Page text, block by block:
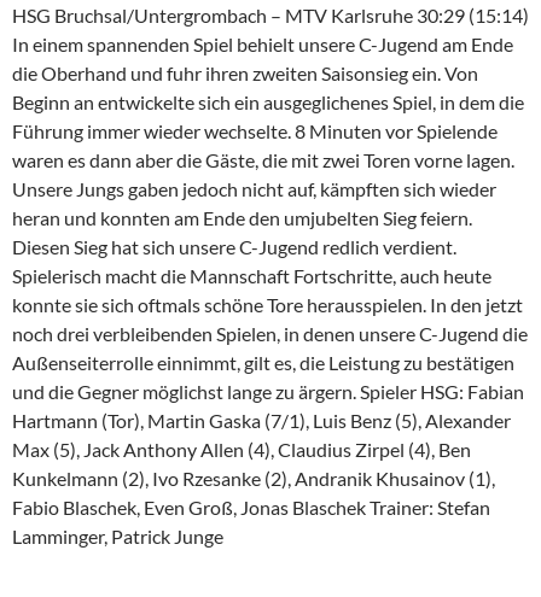
HSG Bruchsal/Untergrombach – MTV Karlsruhe 30:29 (15:14)
In einem spannenden Spiel behielt unsere C-Jugend am Ende
die Oberhand und fuhr ihren zweiten Saisonsieg ein. Von
Beginn an entwickelte sich ein ausgeglichenes Spiel, in dem die
Führung immer wieder wechselte. 8 Minuten vor Spielende
waren es dann aber die Gäste, die mit zwei Toren vorne lagen.
Unsere Jungs gaben jedoch nicht auf, kämpften sich wieder
heran und konnten am Ende den umjubelten Sieg feiern.
Diesen Sieg hat sich unsere C-Jugend redlich verdient.
Spielerisch macht die Mannschaft Fortschritte, auch heute
konnte sie sich oftmals schöne Tore herausspielen. In den jetzt
noch drei verbleibenden Spielen, in denen unsere C-Jugend die
Außenseiterrolle einnimmt, gilt es, die Leistung zu bestätigen
und die Gegner möglichst lange zu ärgern. Spieler HSG: Fabian
Hartmann (Tor), Martin Gaska (7/1), Luis Benz (5), Alexander
Max (5), Jack Anthony Allen (4), Claudius Zirpel (4), Ben
Kunkelmann (2), Ivo Rzesanke (2), Andranik Khusainov (1),
Fabio Blaschek, Even Groß, Jonas Blaschek Trainer: Stefan
Lamminger, Patrick Junge